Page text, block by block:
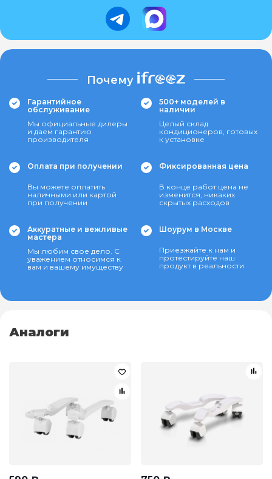
Почему
Гарантийное
обслуживание
Мы официальные дилеры
и даем гарантию
производителя
500+ моделей в
наличии
Целый склад
кондиционеров, готовых
к установке
Оплата при получении
Вы можете оплатить
наличными или картой
при получении
Фиксированная цена
В конце работ цена не
изменится, никаких
скрытых расходов
Аккуратные и вежливые
мастера
Мы любим свое дело. С
уважением относимся к
вам и вашему имуществу
Шоурум в Москве
Приезжайте к нам и
протестируйте наш
продукт в реальности
Аналоги